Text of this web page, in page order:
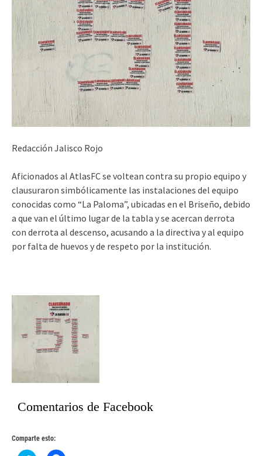
Redacción Jalisco Rojo
Aficionados al AtlasFC se voltean contra su propio equipo y
clausuraron simbólicamente las instalaciones del equipo
conocidas como “La Paloma”, ubicadas en el Briseño, debido
a que van el último lugar de la tabla y se acercan derrota
con derrota al descenso, acusando a la directiva y al equipo
por falta de huevos y de respeto por la institución.
Comentarios de Facebook
Comparte esto: